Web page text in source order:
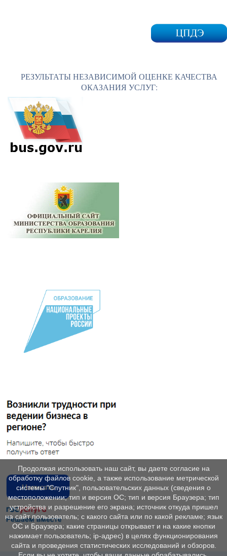
РЕЗУЛЬТАТЫ НЕЗАВИСИМОЙ ОЦЕНКЕ КАЧЕСТВА
ОКАЗАНИЯ УСЛУГ:
Продолжая использовать наш сайт, вы даете согласие на
обработку файлов cookie, а также использование метрической
системы "Спутник", пользовательских данных (сведения о
местоположении; тип и версия ОС; тип и версия Браузера; тип
устройства и разрешение его экрана; источник откуда пришел
на сайт пользователь; с какого сайта или по какой рекламе; язык
ОС и Браузера; какие страницы открывает и на какие кнопки
нажимает пользователь; ip-адрес) в целях функционирования
сайта и проведения статистических исследований и обзоров.